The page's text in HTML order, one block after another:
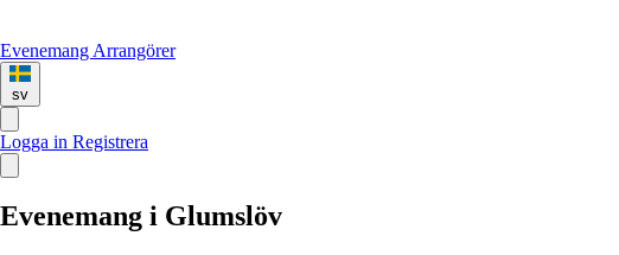
Evenemang Arrangörer
sv
Logga in Registrera
Evenemang i Glumslöv